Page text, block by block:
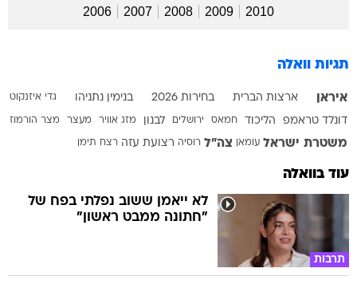
2010
2009
2008
2007
2006
תגיות וואלה
איראן ארצות הברית בחירות 2026 בנימין נתניהו גדי איזנקוט
דונלד טראמפ הליכוד חמאס ירושלים לבנון מזג אוויר מעצר מצר הורמוז
משטרת ישראל עומאן צה"ל רוסיה רצועת עזה רצח תימן
עוד בוואלה
תרבות
לא ייאמן ששוב נפלתי בפח של
"חתונה ממבט ראשון"